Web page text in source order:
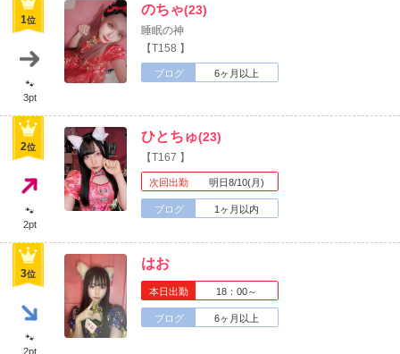
1位
🐾
3pt
のちゃ(23)
睡眠の神
【T158 】
ブログ 6ヶ月以上
2位
🐾
2pt
ひとちゅ(23)
【T167 】
次回出勤 明日8/10(月)
ブログ 1ヶ月以内
3位
🐾
2pt
はお
本日出勤 18：00～
ブログ 6ヶ月以上
このお店をシェアする
北海道 東北